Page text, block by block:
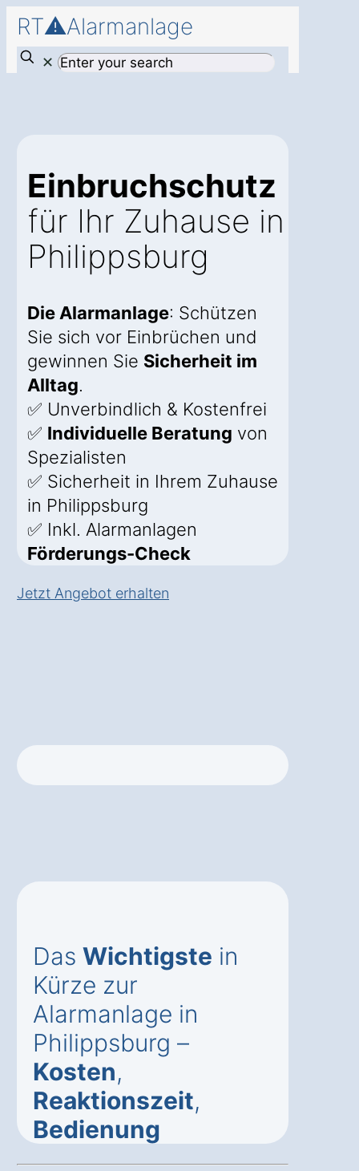
RT⚠️Alarmanlage
✕
Einbruchschutz
für Ihr Zuhause in
Philippsburg
Die Alarmanlage: Schützen
Sie sich vor Einbrüchen und
gewinnen Sie Sicherheit im
Alltag.
✅ Unverbindlich & Kostenfrei
✅ Individuelle Beratung von
Spezialisten
✅ Sicherheit in Ihrem Zuhause
in Philippsburg
✅ Inkl. Alarmanlagen
Förderungs-Check
Jetzt Angebot erhalten
Das Wichtigste in
Kürze zur
Alarmanlage in
Philippsburg –
Kosten,
Reaktionszeit,
Bedienung